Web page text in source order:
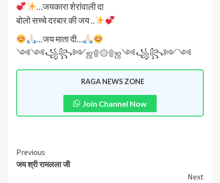
…जयकारा शेरांवाली दा
बोलो सच्चे दरबार की जय ..
…जय माता दी…
༺༺꧁꧂༻ஜ۩۞۩ஜ༺꧁꧂༻༺
RAGA NEWS ZONE
Join Channel Now
Previous
जय श्री रामलला जी
Next